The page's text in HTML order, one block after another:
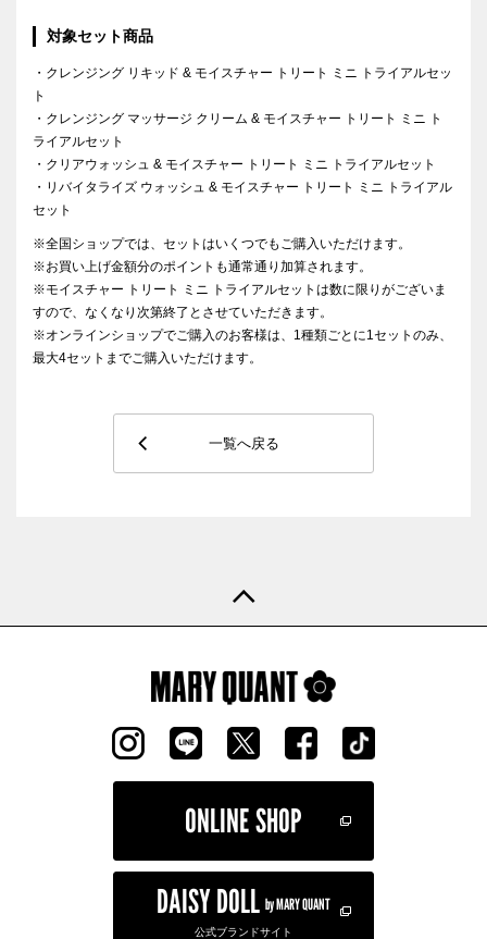
対象セット商品
・クレンジング リキッド & モイスチャー トリート ミニ トライアルセッ
ト
・クレンジング マッサージ クリーム & モイスチャー トリート ミニ ト
ライアルセット
・クリアウォッシュ & モイスチャー トリート ミニ トライアルセット
・リバイタライズ ウォッシュ & モイスチャー トリート ミニ トライアル
セット
※全国ショップでは、セットはいくつでもご購入いただけます。
※お買い上げ金額分のポイントも通常通り加算されます。
※モイスチャー トリート ミニ トライアルセットは数に限りがございま
すので、なくなり次第終了とさせていただきます。
※オンラインショップでご購入のお客様は、1種類ごとに1セットのみ、
最大4セットまでご購入いただけます。
一覧へ戻る
ONLINE SHOP
DAISY DOLL by MARY QUANT
公式ブランドサイト